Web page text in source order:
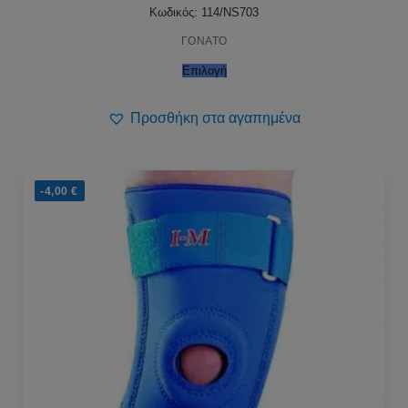
22,00 €.
Κωδικός: 114/NS703
ΓΟΝΑΤΟ
Επιλογή
Προσθήκη στα αγαπημένα
-4,00€